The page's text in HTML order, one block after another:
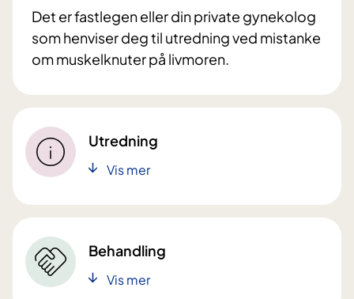
Det er fastlegen eller din private gynekolog
som henviser deg til utredning ved mistanke
om muskelknuter på livmoren.
Utredning
Vis mer
Behandling
Vis mer